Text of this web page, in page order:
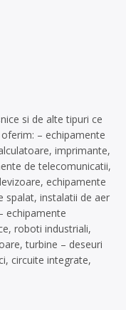
si de alte tipuri ce
– echipamente
imprimante,
de telecomunicatii,
echipamente
spalat, instalatii de aer
echipamente
roboti industriali,
turbine – deseuri
circuite integrate,